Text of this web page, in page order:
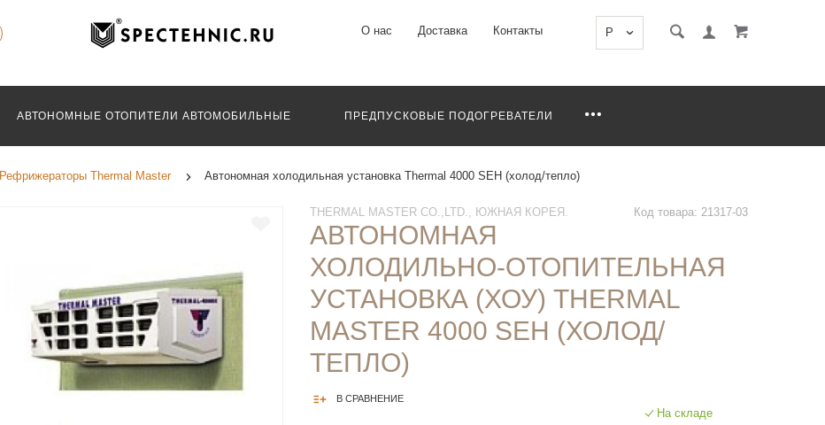
P
О нас Доставка Контакты
АВТОНОМНЫЕ ОТОПИТЕЛИ АВТОМОБИЛЬНЫЕ ПРЕДПУСКОВЫЕ ПОДОГРЕВАТЕЛИ
Рефрижераторы Thermal Master Автономная холодильная установка Thermal 4000 SEH (холод/тепло)
Код товара: 21317-03
THERMAL MASTER CO.,LTD., ЮЖНАЯ КОРЕЯ.
АВТОНОМНАЯ
ХОЛОДИЛЬНО-ОТОПИТЕЛЬНАЯ
УСТАНОВКА (ХОУ) THERMAL
MASTER 4000 SEH (ХОЛОД/
ТЕПЛО)
В СРАВНЕНИЕ
На складе